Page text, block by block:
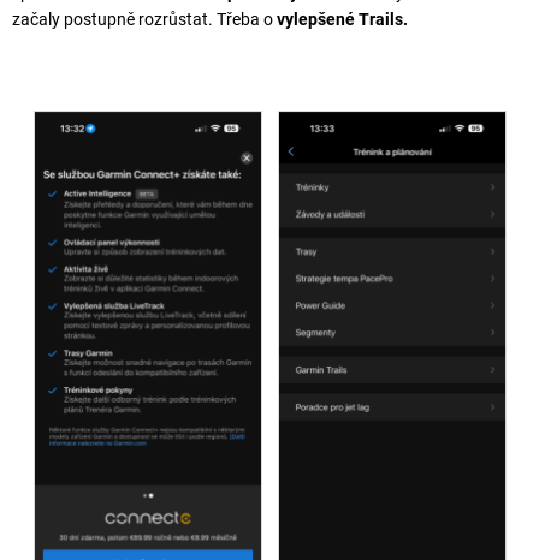
začaly postupně rozrůstat. Třeba ovylepšené Trails.